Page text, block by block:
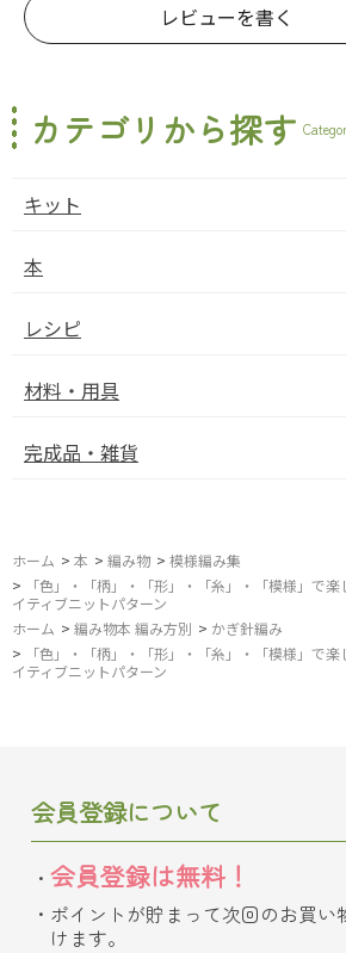
レビューを書く
カテゴリから探す
キット
本
レシピ
材料・用具
完成品・雑貨
ホーム > 本 > 編み物 > 模様編み集
>
「色」・「柄」・「形」・「糸」・「模様」で
イティブニットパターン
ホーム > 編み物本 編み方別 > かぎ針編み
>
「色」・「柄」・「形」・「糸」・「模様」で
イティブニットパターン
会員登録について
会員登録は無料！
ポイントが貯まって次回のお買い
けます。